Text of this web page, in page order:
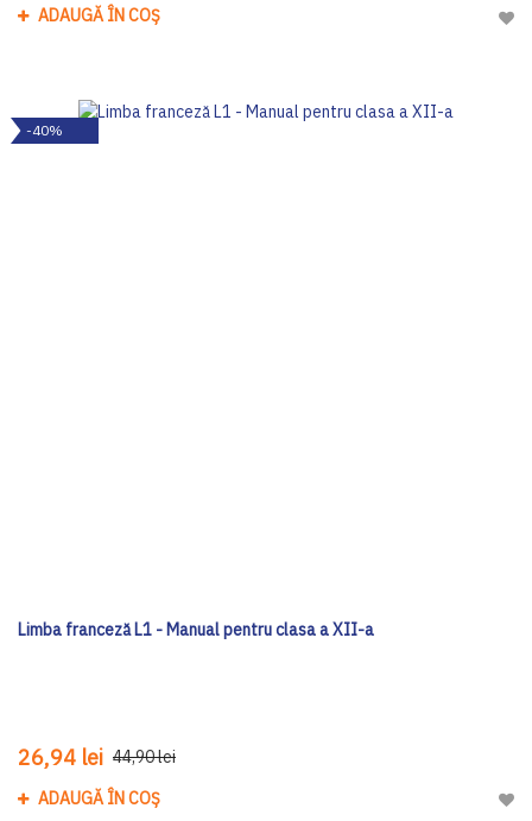
ADAUGĂ ÎN COȘ
-40%
Limba franceză L1 - Manual pentru clasa a XII-a
26,94 lei 44,90 lei
ADAUGĂ ÎN COȘ